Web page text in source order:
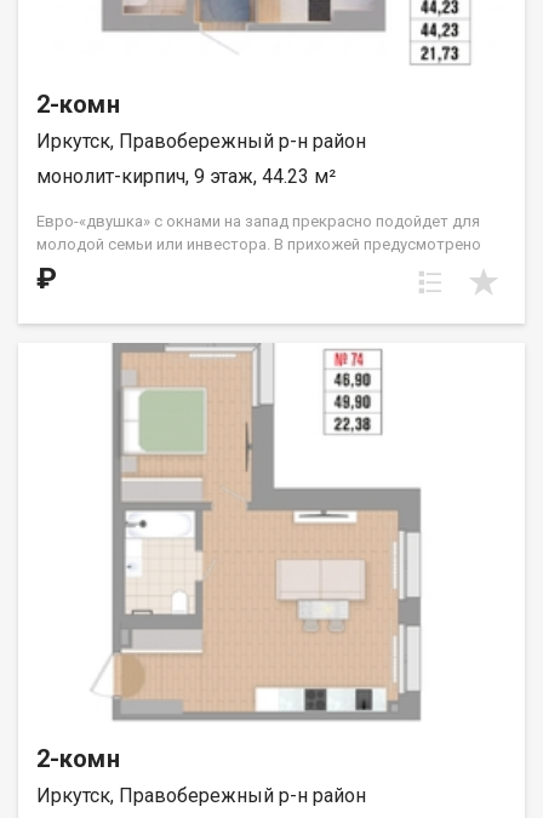
2-комн
Иркутск, Правобережный р-н район
монолит-кирпич, 9 этаж, 44.23 м²
Евро-«двушка» с окнами на запад прекрасно подойдет для
молодой семьи или инвестора. В прихожей предусмотрено
место для вместительной гардеробной комнаты, которая
спрячет в себя не только сезонные вещи, но и спортивное или
правильной прямоугольной формы, одна из спален в части
этажей имеет выход на французский балкон с видом на ул.
Култукскую и исторический центр города. ООО СЗ «ДЕСС-
Инвест» (Группа строительных компаний «Восток Центр
₽
2-комн
Иркутск, Правобережный р-н район